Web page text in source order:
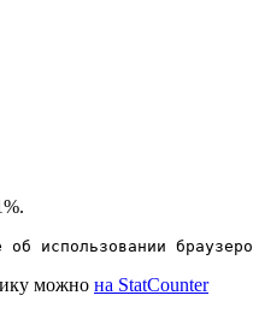
об использовании
можно на StatCounter